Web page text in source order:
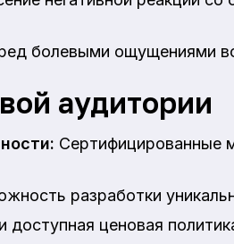
болевыми ощущениями
аудитории
Сертифицированные
разработки
доступная ценовая